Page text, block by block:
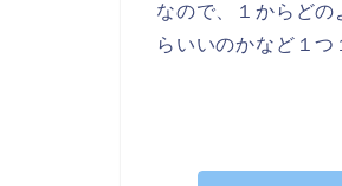
なので、１からど
らいいのかなど１つ